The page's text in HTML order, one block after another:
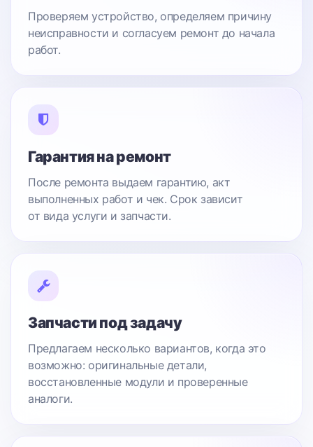
Проверяем устройство, определяем причину
неисправности и согласуем ремонт до начала
работ.
Гарантия на ремонт
После ремонта выдаем гарантию, акт
выполненных работ и чек. Срок зависит
от вида услуги и запчасти.
Запчасти под задачу
Предлагаем несколько вариантов, когда это
возможно: оригинальные детали,
восстановленные модули и проверенные
аналоги.